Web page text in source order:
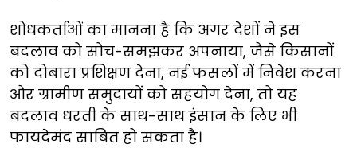
शोधकर्ताओं का मानना है कि अगर देशों ने इस
बदलाव को सोच-समझकर अपनाया, जैसे किसानों
को दोबारा प्रशिक्षण देना, नई फसलों में निवेश करना
और ग्रामीण समुदायों को सहयोग देना, तो यह
बदलाव धरती के साथ-साथ इंसान के लिए भी
फायदेमंद साबित हो सकता है।